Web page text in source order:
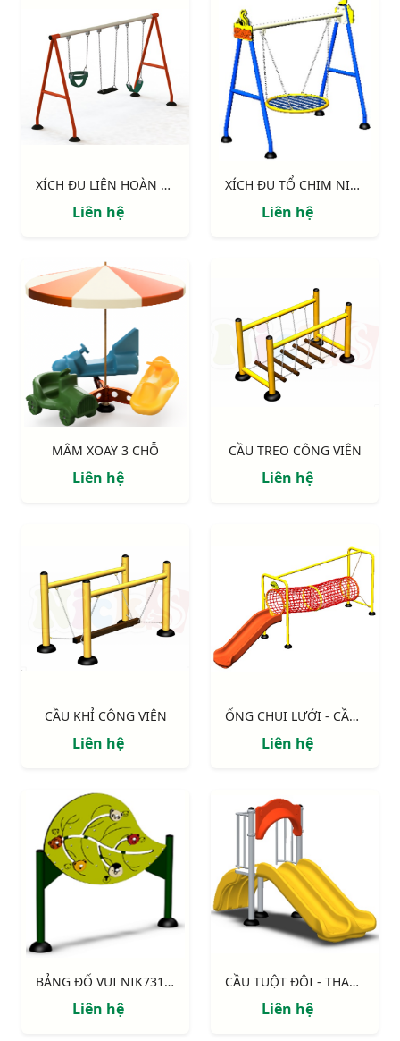
XÍCH ĐU LIÊN HOÀN 3 GHẾ NIK734447 - N
Liên hệ
XÍCH ĐU TỔ CHIM NIK7101
Liên hệ
MÂM XOAY 3 CHỖ
Liên hệ
CẦU TREO CÔNG VIÊN
Liên hệ
CẦU KHỈ CÔNG VIÊN
Liên hệ
ỐNG CHUI LƯỚI - CẦU TRƯỢT NIK7001
Liên hệ
BẢNG ĐỐ VUI NIK731004-2
Liên hệ
CẦU TUỘT ĐÔI - THANG NHỰA NIK5231A
Liên hệ